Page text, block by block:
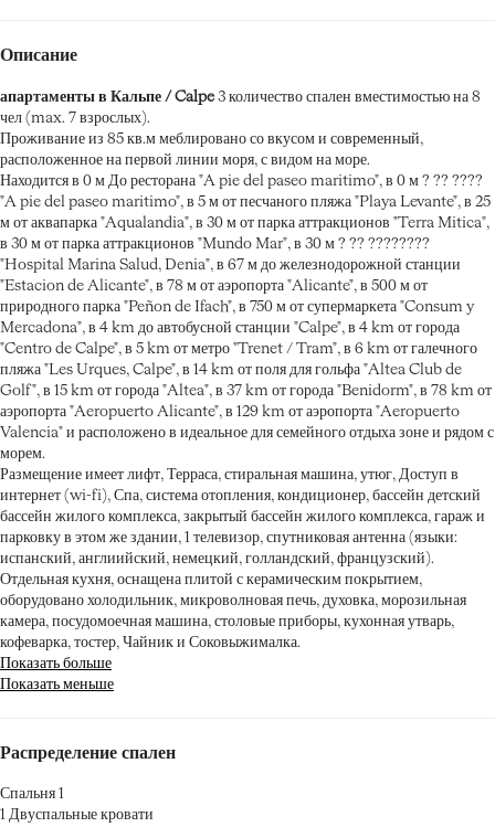
Описание
апартаменты в Кальпе / Calpe 3 количество спален вместимостью на 8
чел (max. 7 взрослых).
Проживание из 85 кв.м меблировано со вкусом и современный,
расположенное на первой линии моря, с видом на море.
Находится в 0 м До ресторана "A pie del paseo maritimo", в 0 м ? ?? ????
"A pie del paseo maritimo", в 5 м от песчаного пляжа "Playa Levante", в 25
м от аквапарка "Aqualandia", в 30 м от парка аттракционов "Terra Mitica",
в 30 м от парка аттракционов "Mundo Mar", в 30 м ? ?? ????????
"Hospital Marina Salud, Denia", в 67 м до железнодорожной станции
"Estacion de Alicante", в 78 м от аэропорта "Alicante", в 500 м от
природного парка "Peñon de Ifach", в 750 м от супермаркета "Consum y
Mercadona", в 4 km до автобусной станции "Calpe", в 4 km от города
"Centro de Calpe", в 5 km от метро "Trenet / Tram", в 6 km от галечного
пляжа "Les Urques, Calpe", в 14 km от поля для гольфа "Altea Club de
Golf", в 15 km от города "Altea", в 37 km от города "Benidorm", в 78 km от
аэропорта "Aeropuerto Alicante", в 129 km от аэропорта "Aeropuerto
Valencia" и расположено в идеальное для семейного отдыха зоне и рядом с
морем.
Размещение имеет лифт, Терраса, стиральная машина, утюг, Доступ в
интернет (wi-fi), Спа, система отопления, кондиционер, бассейн детский
бассейн жилого комплекса, закрытый бассейн жилого комплекса, гараж и
парковку в этом же здании, 1 телевизор, спутниковая антенна (языки:
испанский, англиийский, немецкий, голландский, французский).
Отдельная кухня, оснащена плитой с керамическим покрытием,
оборудовано холодильник, микроволновая печь, духовка, морозильная
камера, посудомоечная машина, столовые приборы, кухонная утварь,
кофеварка, тостер, Чайник и Соковыжималка.
Показать больше
Показать меньше
Распределение спален
Спальня 1
1 Двуспальные кровати